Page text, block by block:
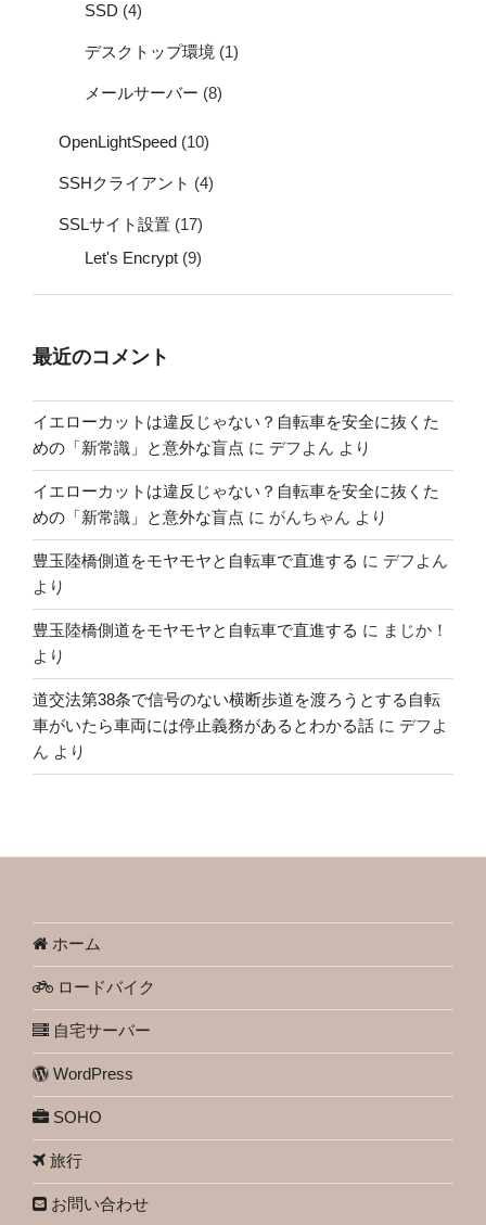
SSD (4)
デスクトップ環境 (1)
メールサーバー (8)
OpenLightSpeed (10)
SSHクライアント (4)
SSLサイト設置 (17)
Let's Encrypt (9)
最近のコメント
イエローカットは違反じゃない？自転車を安全に抜くた
めの「新常識」と意外な盲点 に デフよん より
イエローカットは違反じゃない？自転車を安全に抜くた
めの「新常識」と意外な盲点 に がんちゃん より
豊玉陸橋側道をモヤモヤと自転車で直進する に デフよん
より
豊玉陸橋側道をモヤモヤと自転車で直進する に まじか！
より
道交法第38条で信号のない横断歩道を渡ろうとする自転
車がいたら車両には停止義務があるとわかる話 に デフよ
ん より
ホーム
ロードバイク
自宅サーバー
WordPress
SOHO
旅行
お問い合わせ